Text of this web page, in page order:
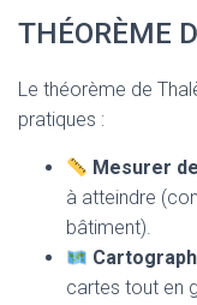
THÉORÈME
Le théorème de
pratiques :
Mesurer
à atteindre
bâtiment).
cartes tout en